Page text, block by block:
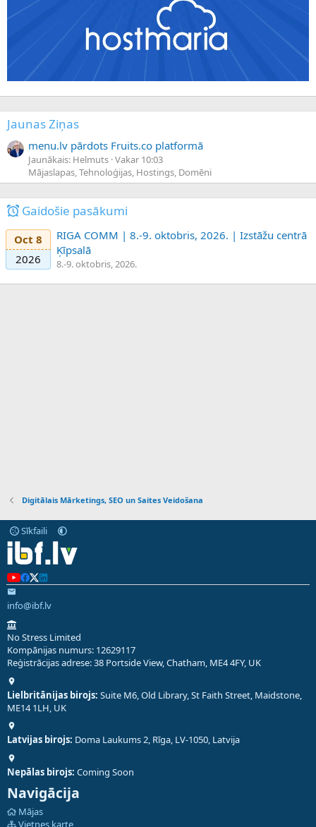
Jaunas Ziņas
menu.lv pārdots Fruits.co platformā
Jaunākais: Helmuts Vakar 10:03
Mājaslapas, Tehnoloģijas, Hostings, Domēni
Gaidošie pasākumi
Oct 8
2026
RIGA COMM | 8.-9. oktobris, 2026. | Izstāžu centrā
Ķīpsalā
8.-9. oktobris, 2026.
Digitālais Mārketings, SEO un Saites Veidošana
Sīkfaili
info@ibf.lv
No Stress Limited
Kompānijas numurs: 12629117
Reģistrācijas adrese: 38 Portside View, Chatham, ME4 4FY, UK
Lielbritānijas birojs: Suite M6, Old Library, St Faith Street, Maidstone,
ME14 1LH, UK
Latvijas birojs: Doma Laukums 2, Rīga, LV-1050, Latvija
Nepālas birojs: Coming Soon
Navigācija
Mājas
Vietnes karte